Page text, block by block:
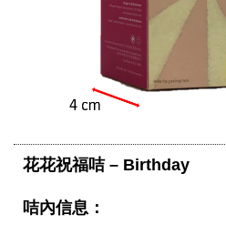
花花祝福咭 – Birthday
咭內信息：